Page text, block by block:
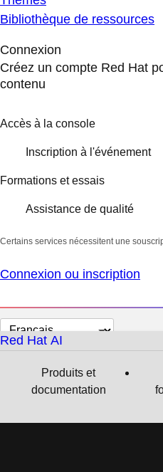
Bibliothèque de ressources
Connexion
Créez un compte Red Hat
contenu
Accès à la console
Inscription à l'événement
Formations et essais
Assistance de qualité
Certains services nécessitent une
Connexion ou inscription
Changer
la
Red Hat AI
Produits et
documentation